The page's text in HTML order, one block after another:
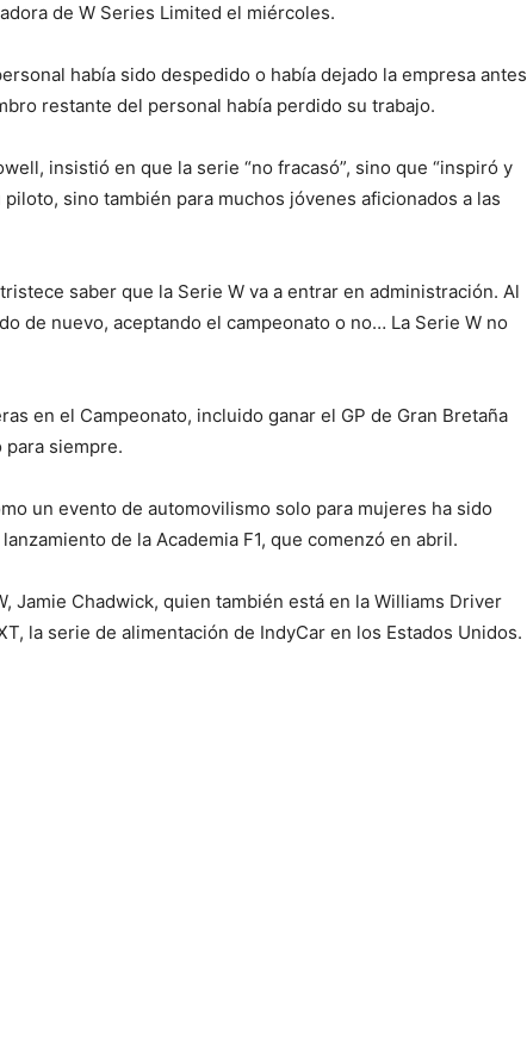
de W Series Limited el miércoles.
había sido despedido o había dejado la empresa antes
restante del personal había perdido su trabajo.
insistió en que la serie “no fracasó”, sino que “inspiró y
sino también para muchos jóvenes aficionados a las
saber que la Serie W va a entrar en administración. Al
de nuevo, aceptando el campeonato o no… La Serie W no
en el Campeonato, incluido ganar el GP de Gran Bretaña
para siempre.
un evento de automovilismo solo para mujeres ha sido
de la Academia F1, que comenzó en abril.
Jamie Chadwick, quien también está en la Williams Driver
la serie de alimentación de IndyCar en los Estados Unidos.